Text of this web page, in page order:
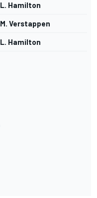
L. Hamilton
M. Verstappen
L. Hamilton